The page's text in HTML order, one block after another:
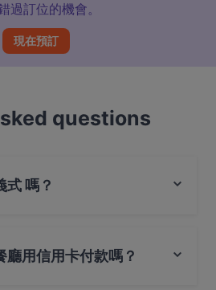
過訂位的機會。
現在預訂
questions
式 嗎？
廳用信用卡付款嗎？